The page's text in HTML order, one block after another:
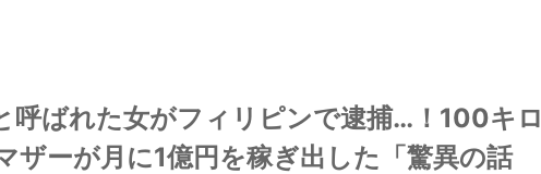
呼ばれた女がフィリピンで逮捕…！100キロ
ザーが月に1億円を稼ぎ出した「驚異の話